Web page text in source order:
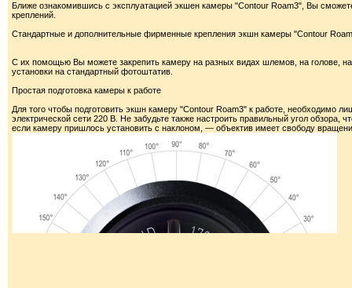
Ближе ознакомившись с эксплуатацией экшен камеры "Contour Roam3", Вы
креплений.
Стандартные и дополнительные фирменные крепления экшн камеры "Contour
С их помощью Вы можете закрепить камеру на разных видах шлемов, на голове,
установки на стандартный фотоштатив.
Простая подготовка камеры к работе
Для того чтобы подготовить экшн камеру "Contour Roam3" к работе, необходимо
электрической сети 220 В. Не забудьте также настроить правильный угол
если камеру пришлось установить с наклоном, — объектив имеет свободу